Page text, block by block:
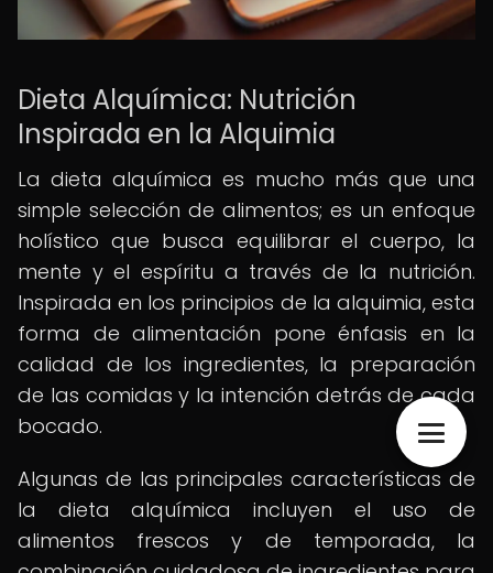
Dieta Alquímica: Nutrición
Inspirada en la Alquimia
La dieta alquímica es mucho más que una
simple selección de alimentos; es un enfoque
holístico que busca equilibrar el cuerpo, la
mente y el espíritu a través de la nutrición.
Inspirada en los principios de la alquimia, esta
forma de alimentación pone énfasis en la
calidad de los ingredientes, la preparación
de las comidas y la intención detrás de cada
bocado.
Algunas de las principales características de
la dieta alquímica incluyen el uso de
alimentos frescos y de temporada, la